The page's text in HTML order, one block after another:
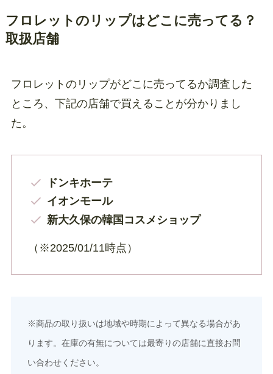
フロレットのリップはどこに売ってる？
取扱店舗
フロレットのリップがどこに売ってるか調査した
ところ、下記の店舗で買えることが分かりまし
た。
ドンキホーテ
イオンモール
新大久保の韓国コスメショップ
（※2025/01/11時点）
※商品の取り扱いは地域や時期によって異なる場合があ
ります。在庫の有無については最寄りの店舗に直接お問
い合わせください。